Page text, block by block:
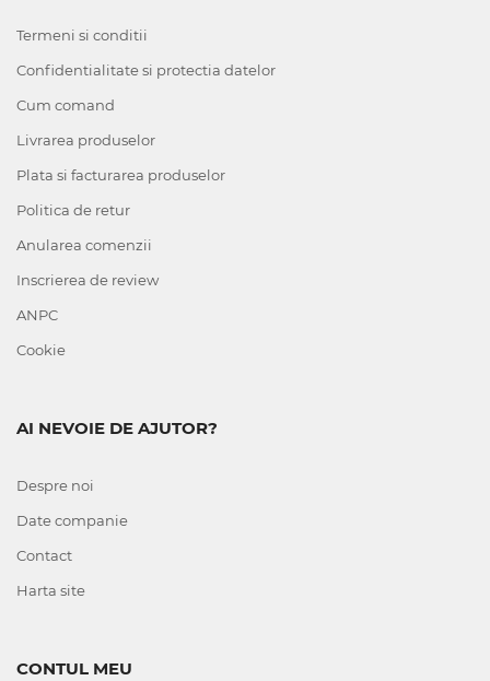
Termeni si conditii
Confidentialitate si protectia datelor
Cum comand
Livrarea produselor
Plata si facturarea produselor
Politica de retur
Anularea comenzii
Inscrierea de review
ANPC
Cookie
AI NEVOIE DE AJUTOR?
Despre noi
Date companie
Contact
Harta site
CONTUL MEU